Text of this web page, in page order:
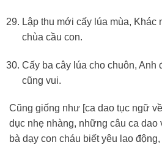
Lập thu mới cấy lúa mùa, Khác
chùa cầu con.
Cấy ba cây lúa cho chuôn, Anh
cũng vui.
Cũng giống như [ca dao tục ngữ
dục nhẹ nhàng, những câu ca dao
bà dạy con cháu biết yêu lao